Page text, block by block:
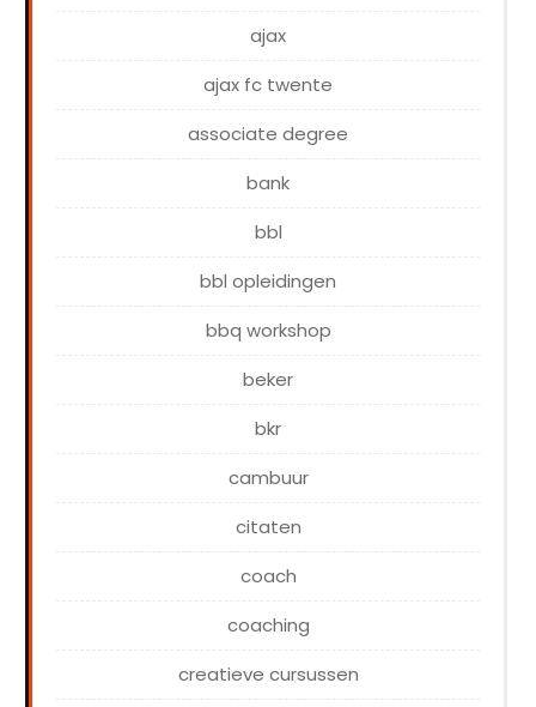
ajax
ajax fc twente
associate degree
bank
bbl
bbl opleidingen
bbq workshop
beker
bkr
cambuur
citaten
coach
coaching
creatieve cursussen